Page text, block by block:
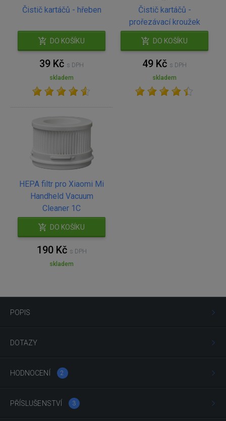
Čistič kartáčů - hřeben
DO KOŠÍKU
39 Kč s DPH
skladem
Čistič kartáčů -
prořezávací kroužek
DO KOŠÍKU
49 Kč s DPH
skladem
HEPA filtr pro Xiaomi Mi
Handheld Vacuum
Cleaner 1C
DO KOŠÍKU
190 Kč s DPH
skladem
POPIS
DOTAZY
HODNOCENÍ 2
PŘÍSLUŠENSTVÍ 3